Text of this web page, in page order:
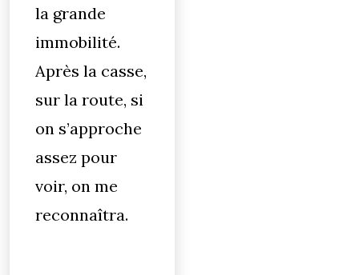
la grande
immobilité.
Après la casse,
sur la route, si
on s’approche
assez pour
voir, on me
reconnaîtra.